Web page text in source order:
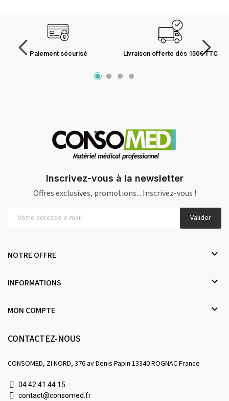
Paiement sécurisé Livraison offerte dès 150€ TTC
Inscrivez-vous à la newsletter
Offres exclusives, promotions... Inscrivez-vous !
Valider
NOTRE OFFRE 
INFORMATIONS 
MON COMPTE 
CONTACTEZ-NOUS
CONSOMED, ZI NORD, 376 av Denis Papin 13340 ROGNAC France
04 42 41 44 15
contact@consomed.fr